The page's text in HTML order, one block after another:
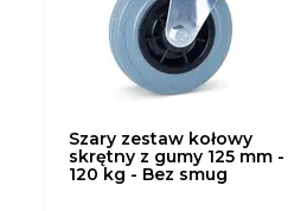
Szary zestaw kołowy
skrętny z gumy 125 mm -
120 kg - Bez smug